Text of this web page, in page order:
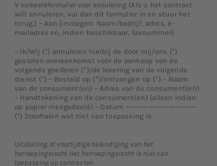
V oorbeeldformulier voor annulering(Als u het contract
wilt annuleren, vul dan dit formulier in en stuur het
terug.) – Aan [invoegen: Naam/bedrijf, adres, e-
mailadres en, indien beschikbaar, faxnummer]:
– Ik/Wij (*) annuleren hierbij de door mij/ons (*)
gesloten overeenkomst voor de aankoop van de
volgende goederen (*)/de levering van de volgende
dienst (*) – Besteld op (*)/ontvangen op (*) – Naam
van de consument(en) – Adres van de consument(en)
– Handtekening van de consument(en) (alleen indien
op papier meegedeeld) – Datum —————————————
(*) Doorhalen wat niet van toepassing is.
Uitsluiting of voortijdige beëindiging van het
herroepingsrecht Het herroepingsrecht is niet van
toepassing op contracten